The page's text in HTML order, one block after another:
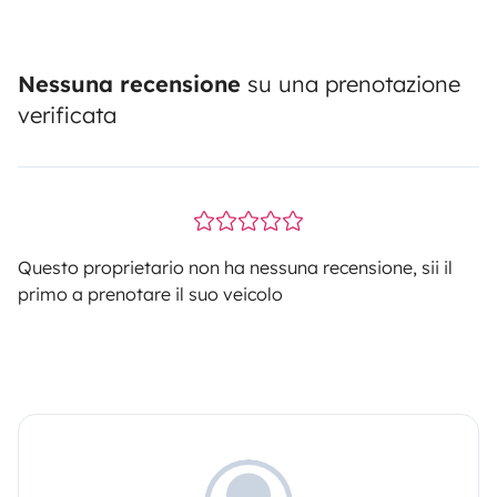
Nessuna recensione su una prenotazione
verificata
Questo proprietario non ha nessuna recensione, sii il
primo a prenotare il suo veicolo